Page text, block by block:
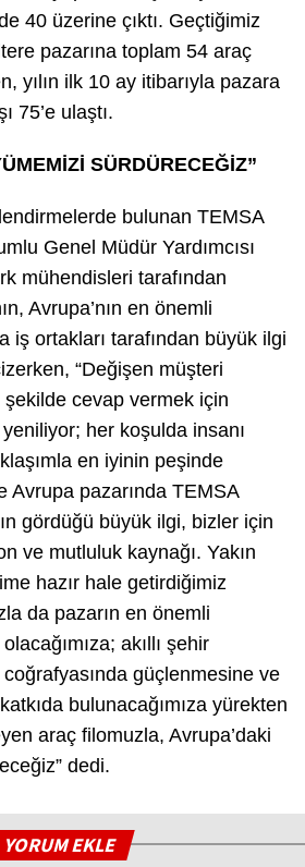
40 üzerine çıktı. Geçtiğimiz
pazarına toplam 54 araç
yılın ilk 10 ay itibarıyla pazara
75’e ulaştı.
SÜRDÜRECEĞİZ”
bulunan TEMSA
Genel Müdür Yardımcısı
mühendisleri tarafından
Avrupa’nın en önemli
iş ortakları tarafından büyük ilgi
“Değişen müşteri
cevap vermek için
yeniliyor; her koşulda insanı
en iyinin peşinde
Avrupa pazarında TEMSA
gördüğü büyük ilgi, bizler için
ve mutluluk kaynağı. Yakın
hazır hale getirdiğimiz
da pazarın en önemli
akıllı şehir
güçlenmesine ve
bulunacağımıza yürekten
araç filomuzla, Avrupa’daki
dedi.
YORUM EKLE